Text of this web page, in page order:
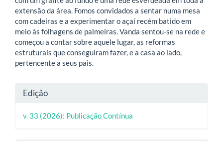
extensão da área. Fomos convidados a sentar numa mesa
com cadeiras e a experimentar o açaí recém batido em
meio às folhagens de palmeiras. Vanda sentou-se na rede e
começou a contar sobre aquele lugar, as reformas
estruturais que conseguiram fazer, e a casa ao lado,
pertencente a seus pais.
Detalhes
do
artigo
Edição
v. 33 (2026): Publicação Contínua